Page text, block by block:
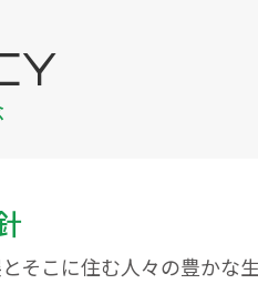
こに住む人々の豊かな